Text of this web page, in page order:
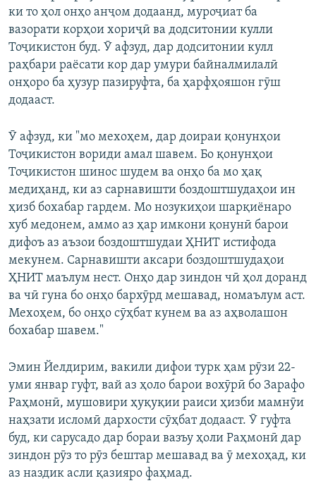
ки то ҳол онҳо анҷом додаанд, муроҷиат ба
вазорати корҳои хориҷӣ ва додситонии кулли
Тоҷикистон буд. Ӯ афзуд, дар додситонии кулл
раҳбари раёсати кор дар умури байналмилалӣ
онҳоро ба ҳузур пазируфта, ба ҳарфҳояшон гӯш
додааст.
Ӯ афзуд, ки "мо мехоҳем, дар доираи қонунҳои
Тоҷикистон вориди амал шавем. Бо қонунҳои
Тоҷикистон шинос шудем ва онҳо ба мо ҳақ
медиҳанд, ки аз сарнавишти боздоштшудаҳои ин
ҳизб бохабар гардем. Мо нозукиҳои шарқиёнаро
хуб медонем, аммо аз ҳар имкони қонунӣ барои
дифоъ аз аъзои боздоштшудаи ҲНИТ истифода
мекунем. Сарнавишти аксари боздоштшудаҳои
ҲНИТ маълум нест. Онҳо дар зиндон чӣ ҳол доранд
ва чӣ гуна бо онҳо бархӯрд мешавад, номаълум аст.
Мехоҳем, бо онҳо сӯҳбат кунем ва аз аҳволашон
бохабар шавем."
Эмин Йелдирим, вакили дифои турк ҳам рӯзи 22-
уми январ гуфт, вай аз ҳоло барои вохӯрӣ бо Зарафо
Раҳмонӣ, мушовири ҳуқуқии раиси ҳизби мамнӯи
наҳзати исломӣ дархости сӯҳбат додааст. Ӯ гуфта
буд, ки сарусадо дар бораи вазъу ҳоли Раҳмонӣ дар
зиндон рӯз то рӯз бештар мешавад ва ӯ мехоҳад, ки
аз наздик асли қазияро фаҳмад.